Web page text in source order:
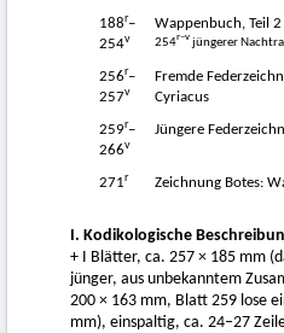
188r–
254v
Wappenbuch, Teil 2
254r–v jüngerer
256r–
257v
Fremde
Cyriacus
259r–
266v
Jüngere
271r Zeichnung Botes:
I. Kodikologische
+ I Blätter, ca. 257 × 185 mm
jünger, aus unbekanntem
200 × 163 mm, Blatt 259 lose
mm), einspaltig, ca. 24–27